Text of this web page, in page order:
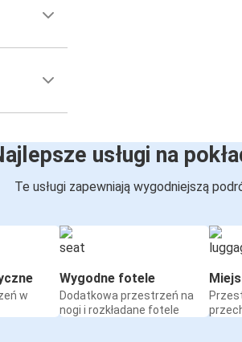
usługi na
Te usługi zapewniają wygodniejszą
w
Wygodne fotele
Dodatkowa przestrzeń na
nogi i rozkładane fotele